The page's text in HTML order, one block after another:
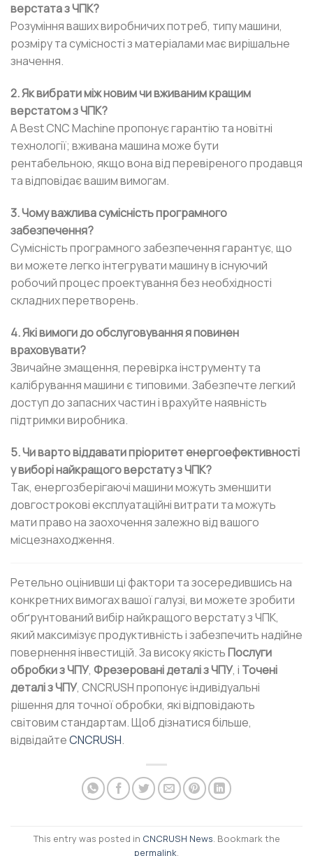
верстата з ЧПК?
Розуміння ваших виробничих потреб, типу машини,
розміру та сумісності з матеріалами має вирішальне
значення.
2. Як вибрати між новим чи вживаним кращим
верстатом з ЧПК?
A Best CNC Machine пропонує гарантію та новітні
технології; вживана машина може бути
рентабельною, якщо вона від перевіреного продавця
та відповідає вашим вимогам.
3. Чому важлива сумісність програмного
забезпечення?
Сумісність програмного забезпечення гарантує, що
ви можете легко інтегрувати машину в існуючий
робочий процес проектування без необхідності
складних перетворень.
4. Які вимоги до обслуговування я повинен
враховувати?
Звичайне змащення, перевірка інструменту та
калібрування машини є типовими. Забезпечте легкий
доступ до запасних частин і врахуйте наявність
підтримки виробника.
5. Чи варто віддавати пріоритет енергоефективності
у виборі найкращого верстату з ЧПК?
Так, енергозберігаючі машини можуть зменшити
довгострокові експлуатаційні витрати та можуть
мати право на заохочення залежно від вашого
місцезнаходження.
Ретельно оцінивши ці фактори та зосередившись на
конкретних вимогах вашої галузі, ви можете зробити
обґрунтований вибір найкращого верстату з ЧПК,
який максимізує продуктивність і забезпечить надійне
повернення інвестицій. За високу якістьПослуги
обробки з ЧПУ, Фрезеровані деталі з ЧПУ, і Точені
деталі з ЧПУ, CNCRUSH пропонує індивідуальні
рішення для точної обробки, які відповідають
світовим стандартам. Щоб дізнатися більше,
відвідайтеCNCRUSH.
This entry was posted in CNCRUSH News. Bookmark the
permalink.